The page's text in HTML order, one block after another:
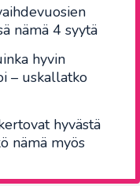
nämä 4 syytä
hyvin
– uskallatko
hyvästä
nämä myös